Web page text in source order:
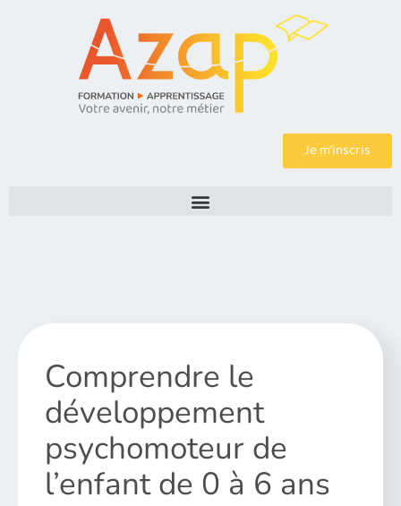
Je m’inscris
Comprendre le
développement
psychomoteur de
l’enfant de 0 à 6 ans